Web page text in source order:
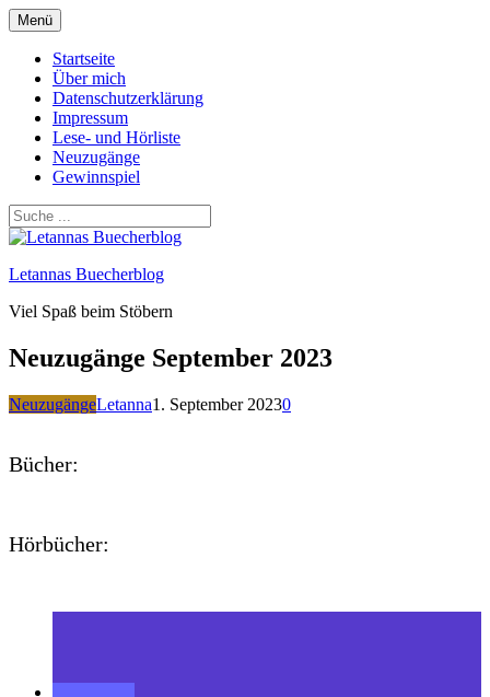
Zum
Inhalt
springen
Menü
Startseite
Über mich
Datenschutzerklärung
Impressum
Lese- und Hörliste
Neuzugänge
Gewinnspiel
Letannas Buecherblog
Viel Spaß beim Stöbern
Neuzugänge September 2023
NeuzugängeLetanna1. September 20230
Bücher:
Hörbücher: